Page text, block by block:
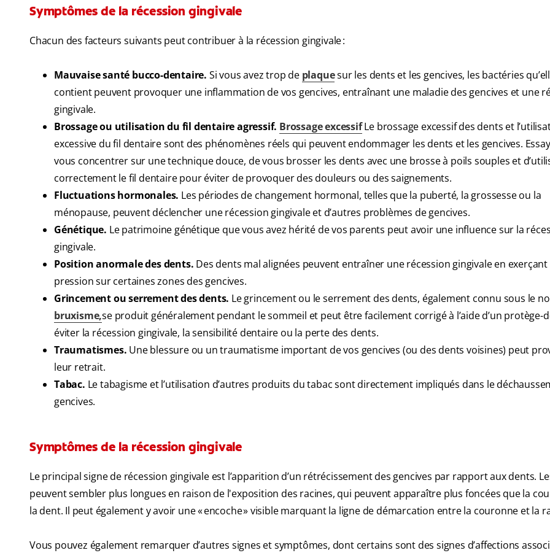
Symptômes de la récession gingivale
Chacun des facteurs suivants peut contribuer à la récession gingivale :
Mauvaise santé bucco-dentaire. Si vous avez trop de plaquesur les dents et les gencives, les bactéries
contient peuvent provoquer une inflammation de vos gencives, entraînant une maladie des gencives et une
gingivale.
Brossage ou utilisation du fil dentaire agressif. Brossage excessifLe brossage excessif des dents et
excessive du fil dentaire sont des phénomènes réels qui peuvent endommager les dents et les gencives.
vous concentrer sur une technique douce, de vous brosser les dents avec une brosse à poils souples et
correctement le fil dentaire pour éviter de provoquer des douleurs ou des saignements.
Fluctuations hormonales. Les périodes de changement hormonal, telles que la puberté, la grossesse ou la
ménopause, peuvent déclencher une récession gingivale et d’autres problèmes de gencives.
Génétique. Le patrimoine génétique que vous avez hérité de vos parents peut avoir une influence sur la
gingivale.
Position anormale des dents. Des dents mal alignées peuvent entraîner une récession gingivale en
pression sur certaines zones des gencives.
Grincement ou serrement des dents. Le grincement ou le serrement des dents, également connu sous le
bruxisme,se produit généralement pendant le sommeil et peut être facilement corrigé à l’aide d’un protège-
éviter la récession gingivale, la sensibilité dentaire ou la perte des dents.
Traumatismes. Une blessure ou un traumatisme important de vos gencives (ou des dents voisines) peut
leur retrait.
Tabac. Le tabagisme et l’utilisation d’autres produits du tabac sont directement impliqués dans le
gencives.
Symptômes de la récession gingivale
Le principal signe de récession gingivale est l’apparition d’un rétrécissement des gencives par rapport aux dents.
peuvent sembler plus longues en raison de l'exposition des racines, qui peuvent apparaître plus foncées que la
la dent. Il peut également y avoir une « encoche » visible marquant la ligne de démarcation entre la couronne et la
Vous pouvez également remarquer d’autres signes et symptômes, dont certains sont des signes d’affections